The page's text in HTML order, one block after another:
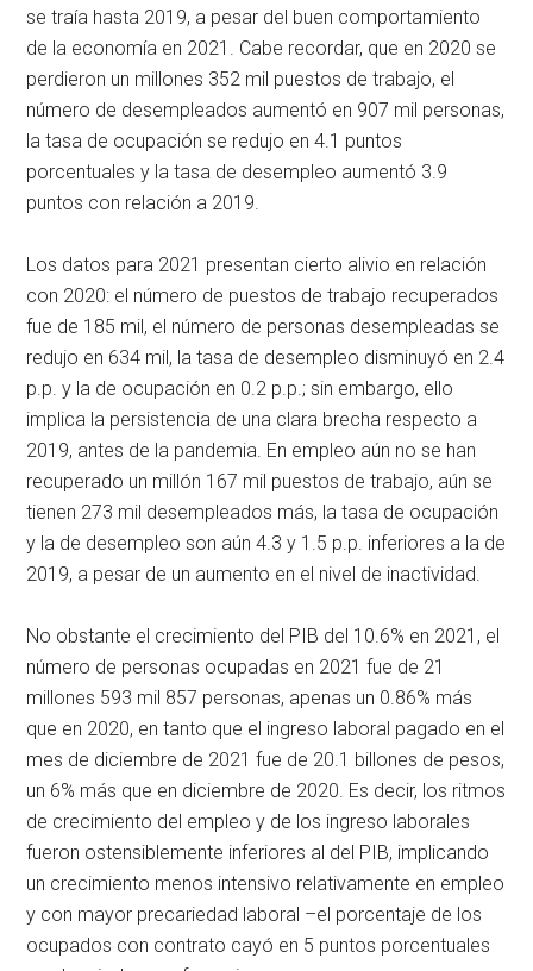
se traía hasta 2019, a pesar del buen comportamiento
de la economía en 2021. Cabe recordar, que en 2020 se
perdieron un millones 352 mil puestos de trabajo, el
número de desempleados aumentó en 907 mil personas,
la tasa de ocupación se redujo en 4.1 puntos
porcentuales y la tasa de desempleo aumentó 3.9
puntos con relación a 2019.
Los datos para 2021 presentan cierto alivio en relación
con 2020: el número de puestos de trabajo recuperados
fue de 185 mil, el número de personas desempleadas se
redujo en 634 mil, la tasa de desempleo disminuyó en 2.4
p.p. y la de ocupación en 0.2 p.p.; sin embargo, ello
implica la persistencia de una clara brecha respecto a
2019, antes de la pandemia. En empleo aún no se han
recuperado un millón 167 mil puestos de trabajo, aún se
tienen 273 mil desempleados más, la tasa de ocupación
y la de desempleo son aún 4.3 y 1.5 p.p. inferiores a la de
2019, a pesar de un aumento en el nivel de inactividad.
No obstante el crecimiento del PIB del 10.6% en 2021, el
número de personas ocupadas en 2021 fue de 21
millones 593 mil 857 personas, apenas un 0.86% más
que en 2020, en tanto que el ingreso laboral pagado en el
mes de diciembre de 2021 fue de 20.1 billones de pesos,
un 6% más que en diciembre de 2020. Es decir, los ritmos
de crecimiento del empleo y de los ingreso laborales
fueron ostensiblemente inferiores al del PIB, implicando
un crecimiento menos intensivo relativamente en empleo
y con mayor precariedad laboral –el porcentaje de los
ocupados con contrato cayó en 5 puntos porcentuales